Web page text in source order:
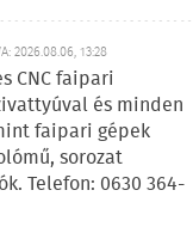
2026.08.06, 13:28
CNC faipari
és minden
faipari gépek
sorozat
Telefon: 0630 364-